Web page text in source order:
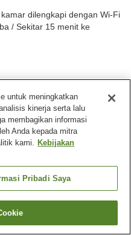
dilengkapi dengan Wi-Fi
/ Sekitar 15 menit ke
Restoran
Bando
untuk meningkatkan
kinerja serta lalu
membagikan informasi
Anda kepada mitra
kami. Kebijakan
Pribadi Saya